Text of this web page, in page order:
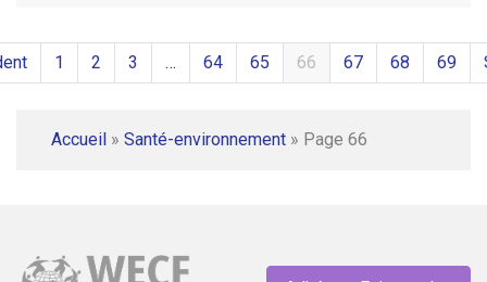
1 2 3 … 64 65 66 67 68 69
Accueil » Santé-environnement » Page 66